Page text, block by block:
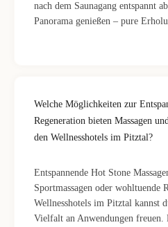
nach dem Saunagang entspannt
Panorama genießen – pure
Welche Möglichkeiten zur
Regeneration bieten Massagen
den Wellnesshotels im Pitztal?
Entspannende Hot Stone
Sportmassagen oder wohltuende
Wellnesshotels im Pitztal kannst
Vielfalt an Anwendungen freuen.